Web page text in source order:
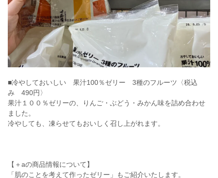
■冷やしておいしい 果汁100％ゼリー 3種のフルーツ〈税込
み 490円〉
果汁１００％ゼリーの、りんご・ぶどう・みかん味を詰め合わせ
ました。
冷やしても、凍らせてもおいしく召し上がれます。
【＋aの商品情報について】
「肌のことを考えて作ったゼリー」もご紹介いたします。